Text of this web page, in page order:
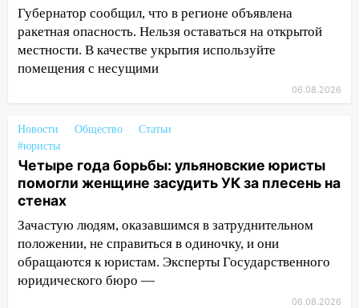
прибыль, а кому — испытания на
прочность
05.08.2026
22:58
Соцсети: на проспекте Тюленева
20:22
Мошенники обманули 92-летнюю
жительницу Ульяновской области
19:14 Житель Ульяновской области
подвез троих незнакомцев на трассе и
заработал уголовное дело
18:14 Прогноз погоды на 6 августа в
Ульяновской области
18:00 Мотофристайл, рок и силовой
Губернатор сообщил, что в регионе объявлена
ракетная опасность. Нельзя оставаться на открытой
местности. В качестве укрытия используйте
помещения с несущими
06.08.2026
Новости Общество
Статьи
#юристы
Четыре года борьбы: ульяновские юристы
помогли женщине засудить УК за плесень на
стенах
Зачастую людям, оказавшимся в затруднительном
положении, не справиться в одиночку, и они
обращаются к юристам. Эксперты Государственного
юридического бюро —
06.08.2026